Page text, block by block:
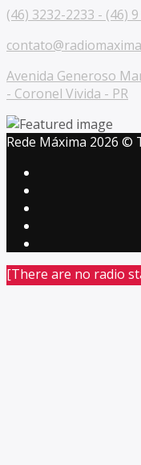
(46) 3232-2233 - (46)
Avenida Generoso
- Coronel Vivida - PR
Rede Máxima 2026 ©
[There are no radio